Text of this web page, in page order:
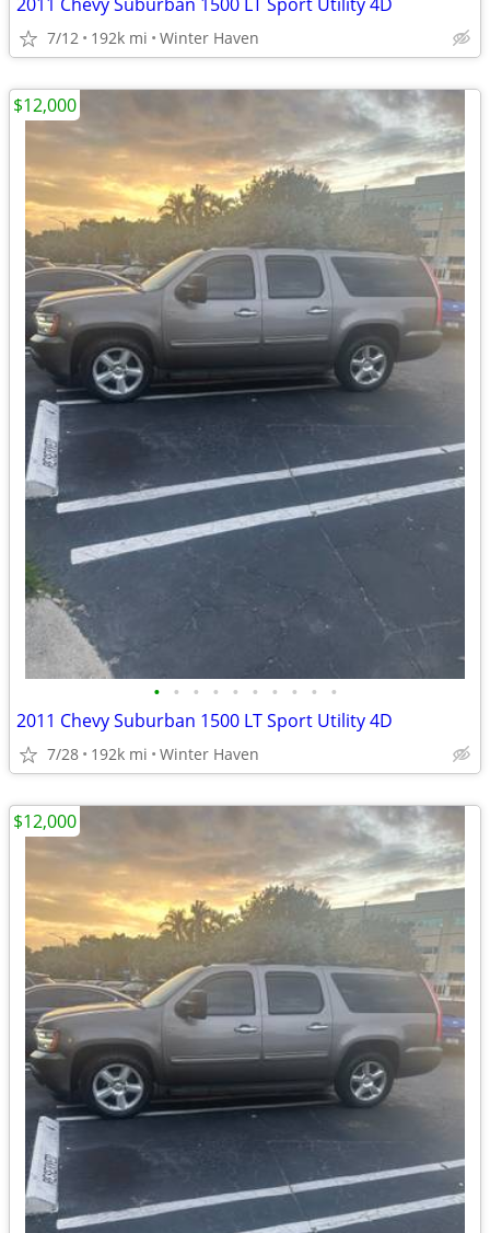
7/12 192k mi Winter Haven
• • • • • • • • • •
2011 Chevy Suburban 1500 LT Sport Utility 4D
7/28 192k mi Winter Haven
$12,000
$12,000